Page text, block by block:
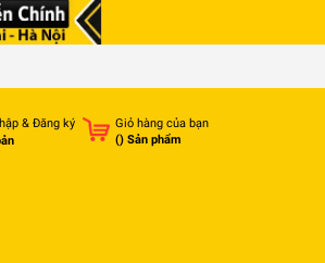
& Đăng ký
Giỏ hàng của bạn
() Sản phẩm